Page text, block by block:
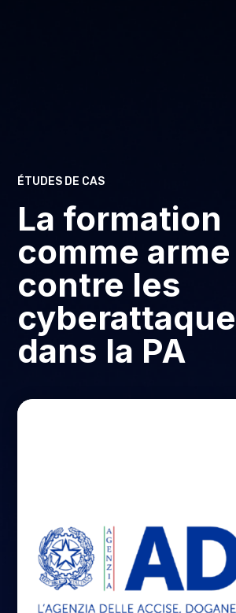
ÉTUDES DE CAS
La formation
comme arme
contre les
dans la PA